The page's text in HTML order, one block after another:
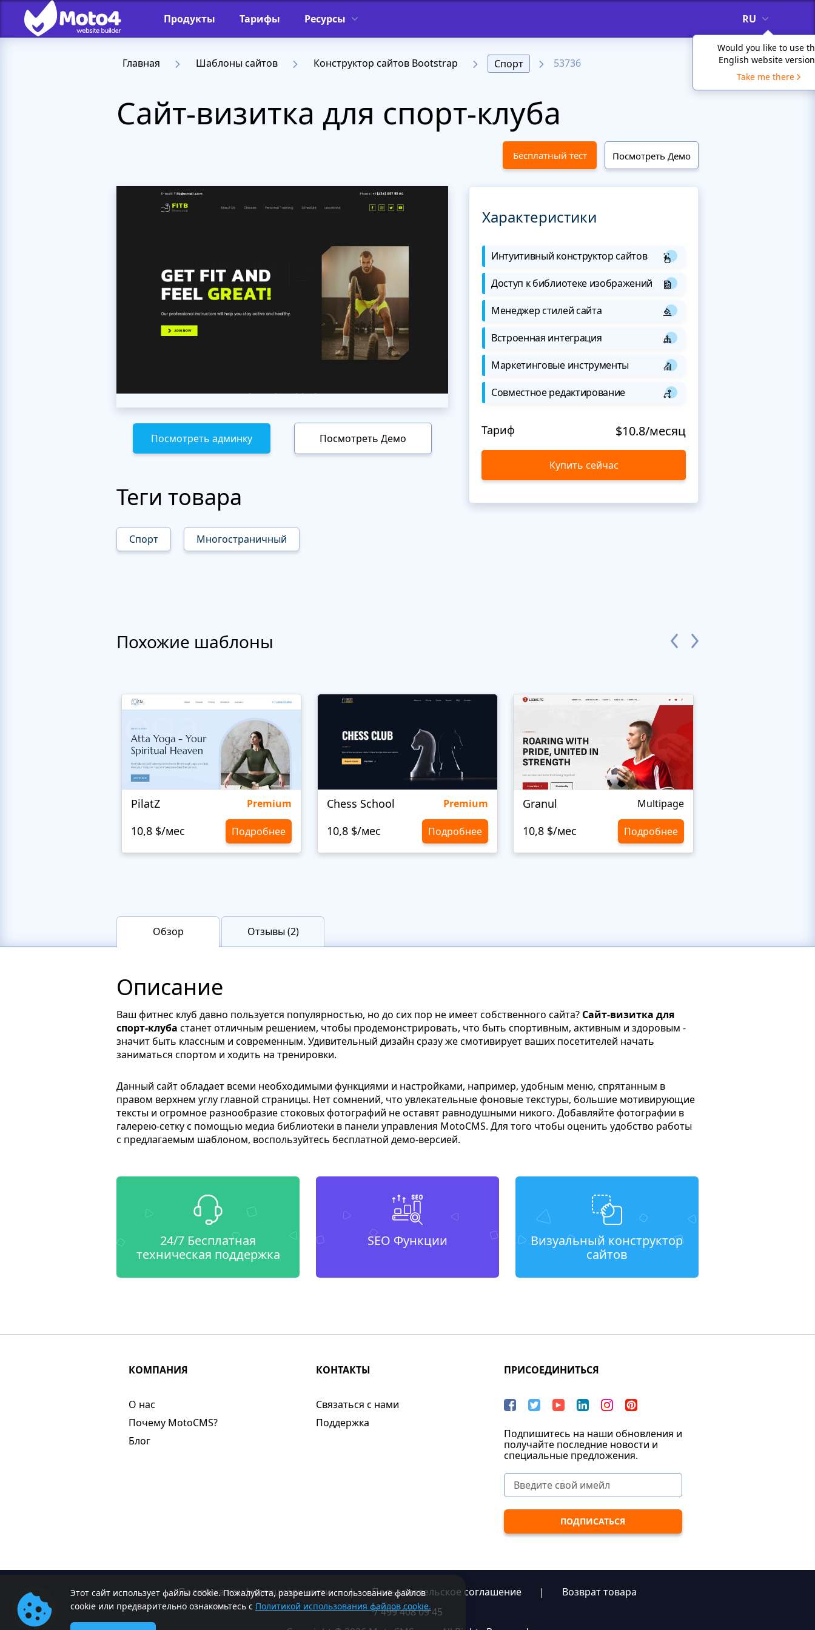
Продукты Тарифы Ресурсы RU
Would you like to use
English website
Take me there
Главная Шаблоны сайтов Конструктор сайтов Bootstrap Спорт 53736
Сайт-визитка для спорт-клуба
Бесплатный тест Посмотреть Демо
Посмотреть админку Посмотреть Демо
Теги товара
Спорт Многостраничный
Характеристики
Интуитивный конструктор сайтов
Доступ к библиотеке изображений
Менеджер стилей сайта
Встроенная интеграция
Маркетинговые инструменты
Совместное редактирование
Тариф $10.8/месяц
Купить сейчас
Похожие шаблоны
PilatZ Premium
10,8 $/мес Подробнее
Chess School Premium
10,8 $/мес Подробнее
Granul Multipage
10,8 $/мес Подробнее
Обзор Отзывы (2)
Описание
Ваш фитнес клуб давно пользуется популярностью, но до сих пор не имеет собственного сайта? Сайт-визитка для
спорт-клуба станет отличным решением, чтобы продемонстрировать, что быть спортивным, активным и здоровым -
значит быть классным и современным. Удивительный дизайн сразу же смотивирует ваших посетителей начать
заниматься спортом и ходить на тренировки.
Данный сайт обладает всеми необходимыми функциями и настройками, например, удобным меню, спрятанным в
правом верхнем углу главной страницы. Нет сомнений, что увлекательные фоновые текстуры, большие мотивирующие
тексты и огромное разнообразие стоковых фотографий не оставят равнодушными никого. Добавляйте фотографии в
галерею-сетку с помощью медиа библиотеки в панели управления MotoCMS. Для того чтобы оценить удобство работы
с предлагаемым шаблоном, воспользуйтесь бесплатной демо-версией.
24/7 Бесплатная
техническая поддержка
SEO Функции
Визуальный конструктор
сайтов
Этот сайт использует файлы cookie. Пожалуйста, разрешите использование файлов
cookie или предварительно ознакомьтесь с Политикой использования файлов cookie.
КОМПАНИЯ
О нас​
Почему MotoCMS?
Блог
КОНТАКТЫ
Связаться с нами
Поддержка
ПРИСОЕДИНИТЬСЯ
Подпишитесь на наши обновления и
получайте последние новости и
специальные предложения.
Политика конфиденциальности | Пользовательское соглашение |
Возврат товара
7 499 408 09 45